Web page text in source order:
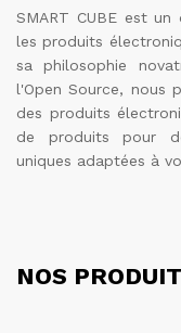
SMART CUBE est
les produits
sa philosophie
l'Open Source, nous
des produits
de produits pour
uniques adaptées à
NOS